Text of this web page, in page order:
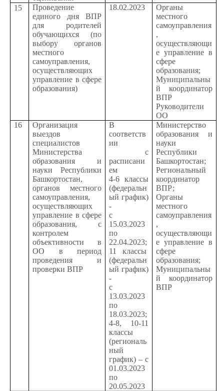
15
Проведение
единого дня ВПР
для родителей
обучающихся (по
выбору органов
местного
самоуправления,
осуществляющих
управление в сфере
образования)
18.02.2023
Органы
местного
самоуправления
,
осуществляющи
е управление в
сфере
образования;
Муниципальны
й координатор
ВПР
Руководители
ОО
16
Организация
выездов
специалистов
Министерства
образования и
науки Республики
Башкортостан,
органов местного
самоуправления,
осуществляющих
управление в сфере
образования, с
контролем
объективности в
ОО в период
проведения и
проверки ВПР
В
соответств
ии
с
расписани
ем
4-6 классы
(федеральн
ый график)
-
с
15.03.2023
по
22.04.2023;
11 классы
(федеральн
ый график)
-
с
13.03.2023
по
18.03.2023;
4-8, 10-11
классы
(региональ
ный
график) – с
01.03.2023
по
20.05.2023
Министерство
образования и
науки
Республики
Башкортостан;
Региональный
координатор
ВПР;
Органы
местного
самоуправления
,
осуществляющи
е управление в
сфере
образования;
Муниципальны
й координатор
ВПР